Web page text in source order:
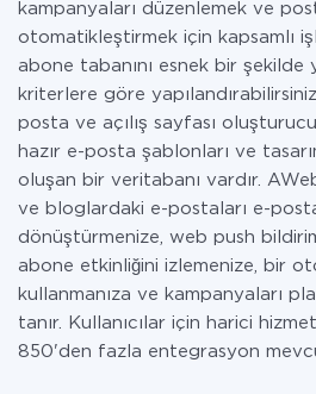
kampanyaları düzenlemek ve
otomatikleştirmek için kapsamlı
abone tabanını esnek bir şekilde
kriterlere göre
posta ve açılış sayfası
hazır e-posta şablonları ve
oluşan bir veritabanı vardır.
ve bloglardaki e-postaları e-
dönüştürmenize, web push
abone etkinliğini izlemenize, bir
kullanmanıza ve kampanyaları
tanır. Kullanıcılar için harici
850'den fazla entegrasyon